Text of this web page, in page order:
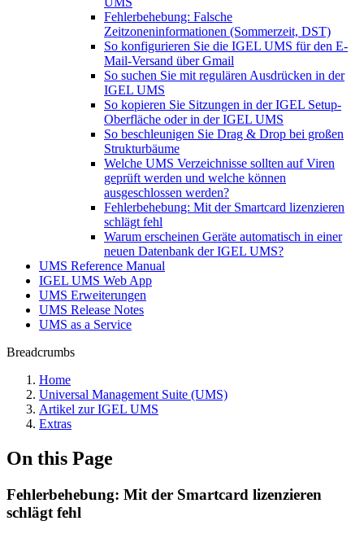
Fehlerbehebung: Falsche
Zeitzoneninformationen (Sommerzeit, DST)
So konfigurieren Sie die IGEL UMS für den E-
Mail-Versand über Gmail
So suchen Sie mit regulären Ausdrücken in der
IGEL UMS
So kopieren Sie Sitzungen in der IGEL Setup-
Oberfläche oder in der IGEL UMS
So beschleunigen Sie Drag & Drop bei großen
Strukturbäume
Welche UMS Verzeichnisse sollten auf Viren
geprüft werden und welche können
ausgeschlossen werden?
Fehlerbehebung: Mit der Smartcard lizenzieren
schlägt fehl
Warum erscheinen Geräte automatisch in einer
neuen Datenbank der IGEL UMS?
UMS Reference Manual
IGEL UMS Web App
UMS Erweiterungen
UMS Release Notes
UMS as a Service
Breadcrumbs
Home
Universal Management Suite (UMS)
Artikel zur IGEL UMS
Extras
On this Page
Fehlerbehebung: Mit der Smartcard lizenzieren
schlägt fehl